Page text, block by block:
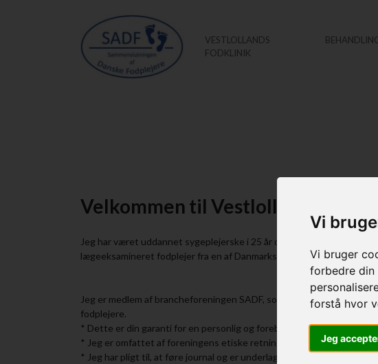
Vi
Vi bruger
forbedre din
forstå hvor
Jeg
VESTLOLLANDS
FODKLINIK
Velkommen til Vestlollands
Jeg har været uddannet sygeplejerske i 25 år og er derudover
lægeeksamineret fodplejer fra en af Danmarks godkendte
Jeg er medlem af brancheforeningen SADF, som er
fodplejere.
* Dette er din garanti for en personlig og forebyggende fodpleje af
* Jeg er omfattet af foreningens etiske retningslinjer og hygiejnekrav.
* Jeg har pligt til, at føre journal og er underlagt tavshedspligt.